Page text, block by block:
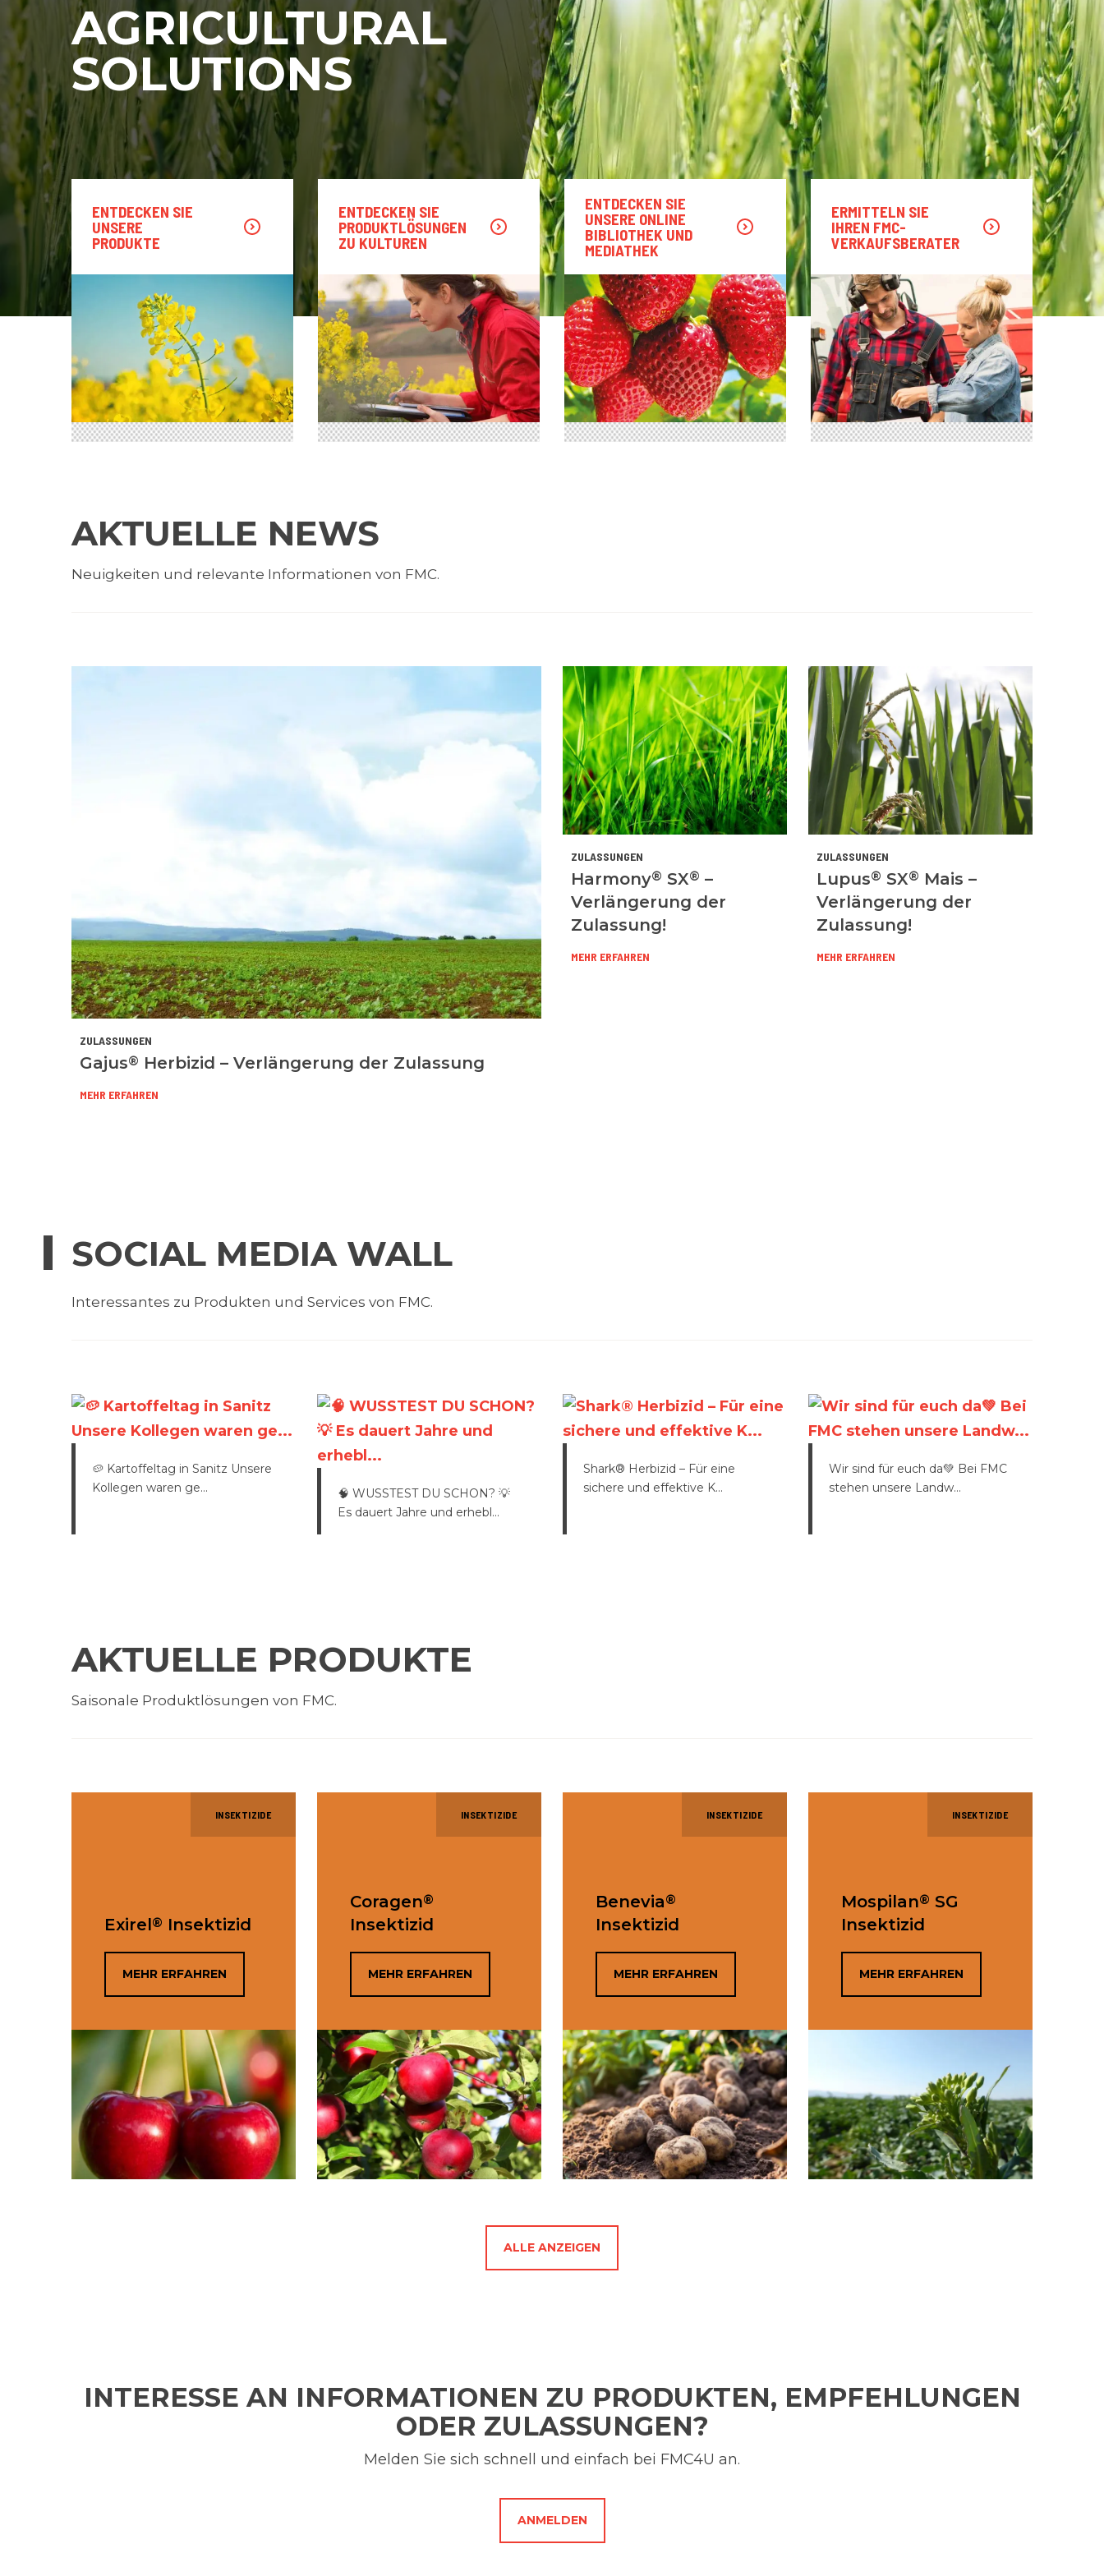
AGRICULTURAL
SOLUTIONS
ENTDECKEN SIE
UNSERE
PRODUKTE
ENTDECKEN SIE
PRODUKTLÖSUNGEN
ZU KULTUREN
ENTDECKEN SIE
UNSERE ONLINE
BIBLIOTHEK UND
MEDIATHEK
ERMITTELN SIE
IHREN FMC-
VERKAUFSBERATER
AKTUELLE NEWS
Neuigkeiten und relevante Informationen von FMC.
ZULASSUNGEN
Gajus® Herbizid – Verlängerung der Zulassung
MEHR ERFAHREN
ZULASSUNGEN
Harmony® SX® –
Verlängerung der
Zulassung!
MEHR ERFAHREN
ZULASSUNGEN
Lupus® SX® Mais –
Verlängerung der
Zulassung!
MEHR ERFAHREN
SOCIAL MEDIA WALL
Interessantes zu Produkten und Services von FMC.
🥔 Kartoffeltag in Sanitz Unsere
Kollegen waren ge...
🧠 WUSSTEST DU SCHON? 💡
Es dauert Jahre und erhebl...
Shark® Herbizid – Für eine
sichere und effektive K...
Wir sind für euch da💚 Bei FMC
stehen unsere Landw...
AKTUELLE PRODUKTE
Saisonale Produktlösungen von FMC.
INSEKTIZIDE
Exirel® Insektizid
MEHR ERFAHREN
INSEKTIZIDE
Coragen®
Insektizid
MEHR ERFAHREN
INSEKTIZIDE
Benevia®
Insektizid
MEHR ERFAHREN
INSEKTIZIDE
Mospilan® SG
Insektizid
MEHR ERFAHREN
ALLE ANZEIGEN
INTERESSE AN INFORMATIONEN ZU PRODUKTEN, EMPFEHLUNGEN
ODER ZULASSUNGEN?
Melden Sie sich schnell und einfach bei FMC4U an.
ANMELDEN